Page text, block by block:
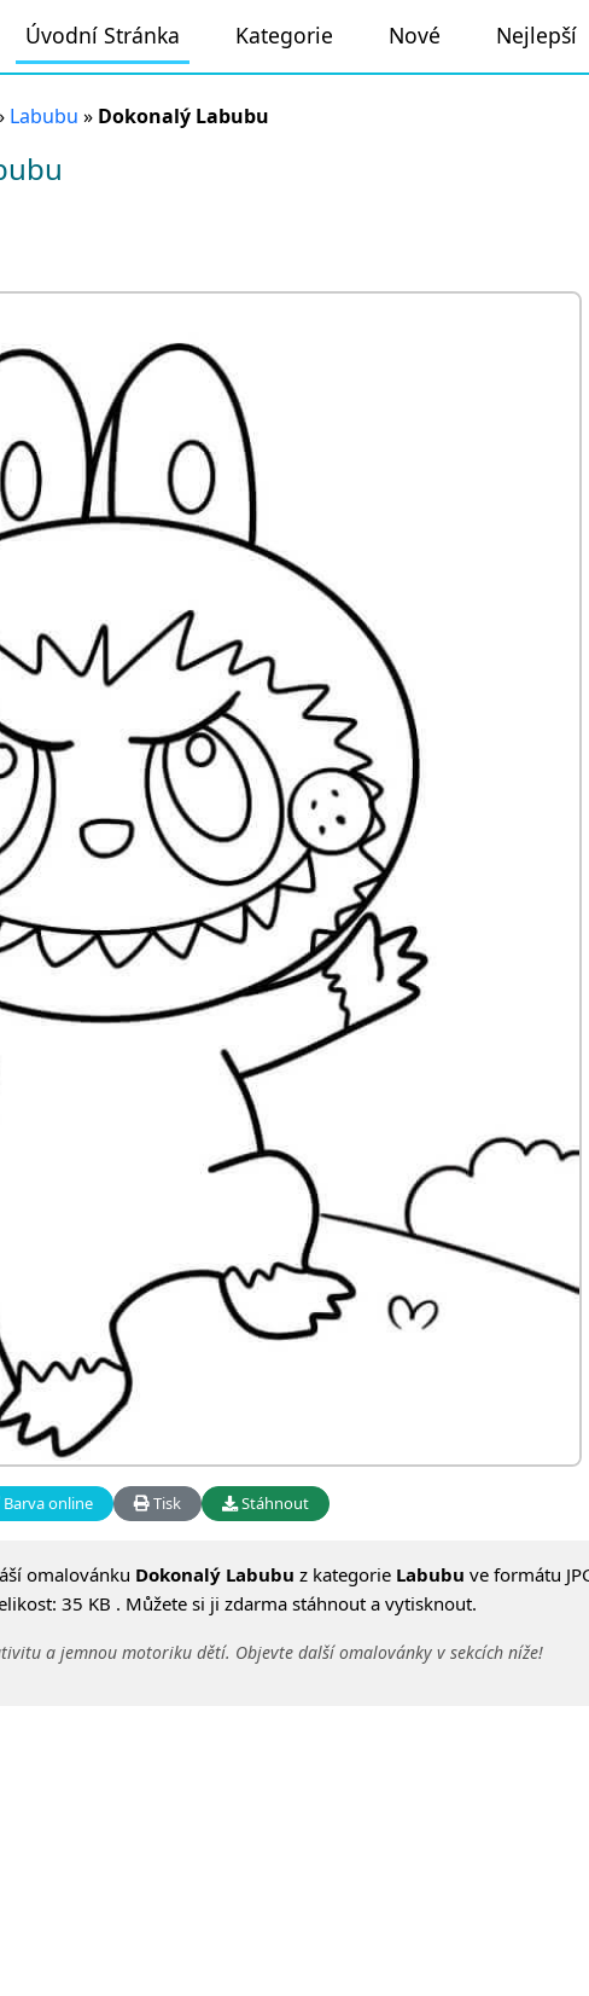
Úvodní Stránka Kategorie Nové Nejlepší
Labubu » Dokonalý Labubu
Barva online Tisk Stáhnout
omalovánku Dokonalý Labubu z kategorie Labubu ve formátu
35 KB . Můžete si ji zdarma stáhnout a vytisknout.
a jemnou motoriku dětí. Objevte další omalovánky v sekcích níže!